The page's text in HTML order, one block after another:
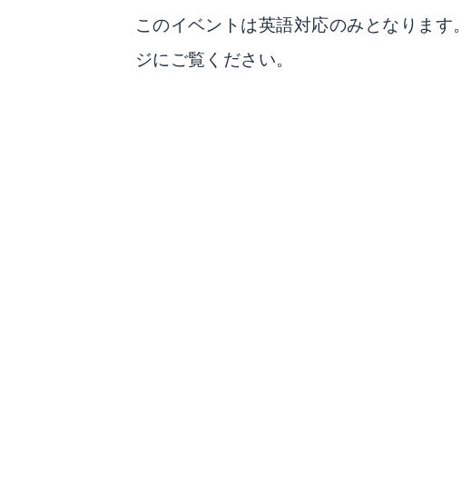
このイベントは英語対応のみとなります
ジにご覧ください。